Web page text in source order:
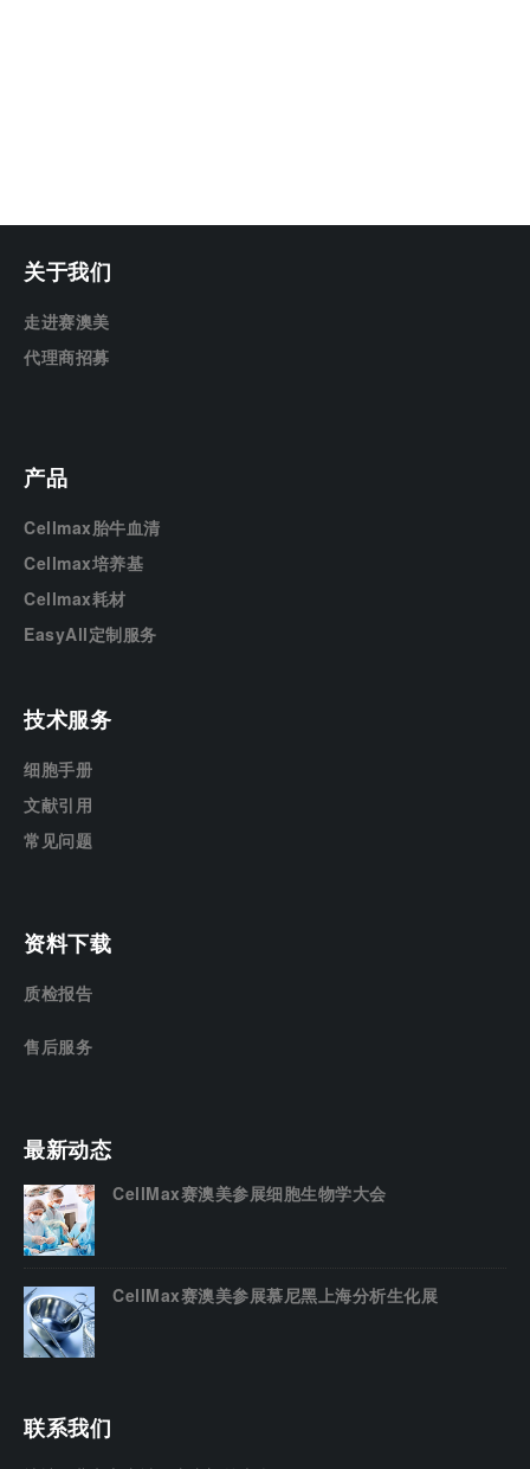
关于我们
走进赛澳美
代理商招募
产品
Cellmax胎牛血清
Cellmax培养基
Cellmax耗材
EasyAll定制服务
技术服务
细胞手册
文献引用
常见问题
资料下载
质检报告
售后服务
最新动态
CellMax赛澳美参展细胞生物学大会
CellMax赛澳美参展慕尼黑上海分析生化展
联系我们